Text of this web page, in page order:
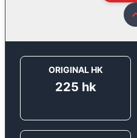
ORIGINAL HK
225 hk